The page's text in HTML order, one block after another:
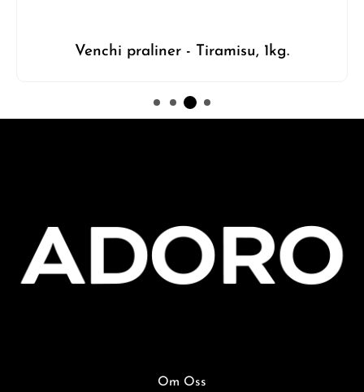
Venchi praliner - Tiramisu, 1kg.
Om Oss